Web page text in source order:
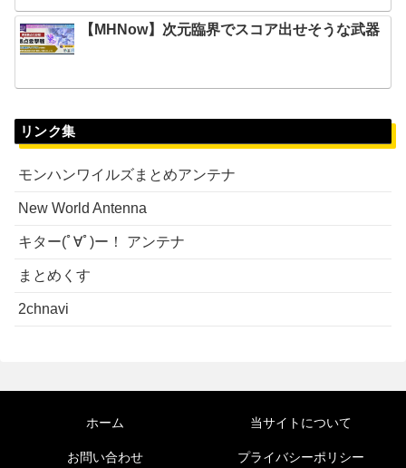
【MHNow】次元臨界でスコア出せそうな武器
リンク集
モンハンワイルズまとめアンテナ
New World Antenna
キター(ﾟ∀ﾟ)ー！ アンテナ
まとめくす
2chnavi
ホーム 当サイトについて
お問い合わせ プライバシーポリシー